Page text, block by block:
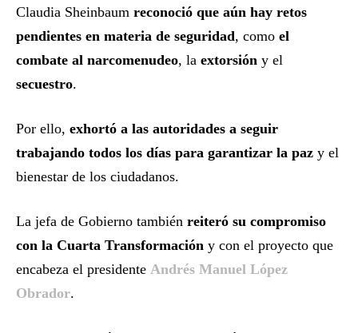
Claudia Sheinbaum reconoció que aún hay retos
pendientes en materia de seguridad, como el
combate al narcomenudeo, la extorsión y el
secuestro.
Por ello, exhortó a las autoridades a seguir
trabajando todos los días para garantizar la paz y el
bienestar de los ciudadanos.
La jefa de Gobierno también reiteró su compromiso
con la Cuarta Transformación y con el proyecto que
encabeza el presidente Andrés Manuel López
Obrador.